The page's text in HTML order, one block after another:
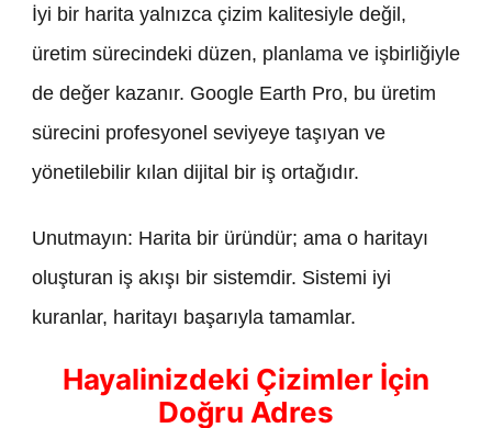
İyi bir harita yalnızca çizim kalitesiyle değil,
üretim sürecindeki düzen, planlama ve işbirliğiyle
de değer kazanır. Google Earth Pro, bu üretim
sürecini profesyonel seviyeye taşıyan ve
yönetilebilir kılan dijital bir iş ortağıdır.
Unutmayın: Harita bir üründür; ama o haritayı
oluşturan iş akışı bir sistemdir. Sistemi iyi
kuranlar, haritayı başarıyla tamamlar.
Hayalinizdeki Çizimler İçin
Doğru Adres